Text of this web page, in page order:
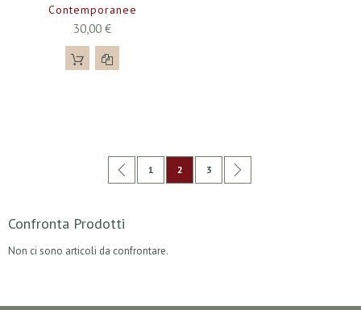
Contemporanee
30,00 €
Pagina Pagina
Precedente
Pagina
1 Attualmente stai leggendo la pagina
2 Pagina
3
Confronta Prodotti
Non ci sono articoli da confrontare.